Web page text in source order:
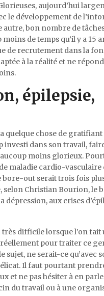
aujourd’hui
le développement de
autre, bon nombre de
de temps qu’il y a 15
de recrutement dans la
à la réalité et ne
épilepsie,
quelque chose de gratifiant
investi dans son travail,
moins glorieux.
maladie cardio-vasculaire
bore-out serait trois fois
selon Christian Bourion, le
dépression, aux crises
très difficile lorsque l’on
réellement pour traiter ce
sujet, ne serait-ce qu’avec
Il faut pourtant
et ne pas hésiter à en
du travail ou à une